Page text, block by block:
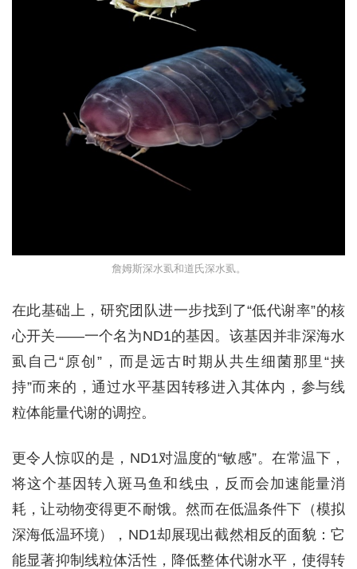
詹姆斯深水虱和道氏深水虱。
在此基础上，研究团队进一步找到了“低代谢率”的核
心开关——一个名为ND1的基因。该基因并非深海水
虱自己“原创”，而是远古时期从共生细菌那里“挟
持”而来的，通过水平基因转移进入其体内，参与线
粒体能量代谢的调控。
更令人惊叹的是，ND1对温度的“敏感”。在常温下，
将这个基因转入斑马鱼和线虫，反而会加速能量消
耗，让动物变得更不耐饿。然而在低温条件下（模拟
深海低温环境），ND1却展现出截然相反的面貌：它
能显著抑制线粒体活性，降低整体代谢水平，使得转